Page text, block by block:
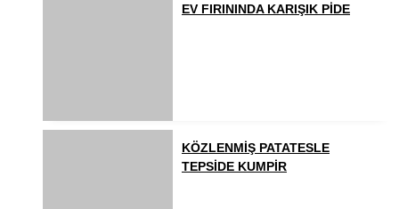
EV FIRININDA KARIŞIK PİDE
KÖZLENMİŞ PATATESLE
TEPSİDE KUMPİR